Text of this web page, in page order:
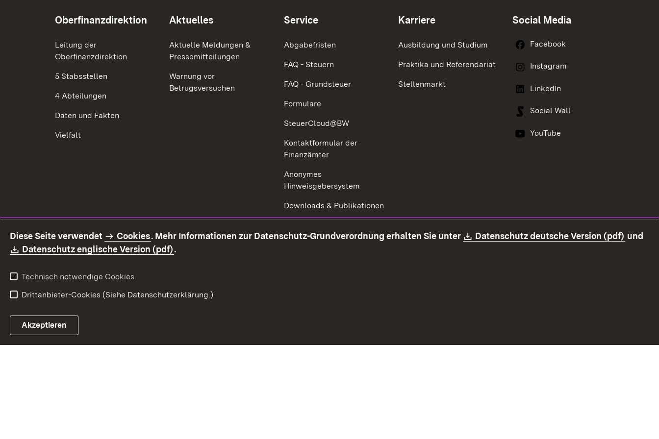
Oberfinanzdirektion
Leitung der
Oberfinanzdirektion
5 Stabsstellen
4 Abteilungen
Daten und Fakten
Vielfalt
Aktuelles
Aktuelle Meldungen &
Pressemitteilungen
Warnung vor
Betrugsversuchen
Service
Abgabefristen
FAQ - Steuern
FAQ - Grundsteuer
Formulare
SteuerCloud@BW
Kontaktformular der
Finanzämter
Anonymes
Hinweisgebersystem
Downloads & Publikationen
Karriere
Ausbildung und Studium
Praktika und Referendariat
Stellenmarkt
Social Media
Facebook
Instagram
LinkedIn
Social Wall
YouTube
Diese Seite verwendet Cookies. Mehr Informationen zur Datenschutz-Grundverordnung erhalten Sie unter Download:
Datenschutz deutsche Version (pdf) (Öffnet
und
Download:
Datenschutz englische Version (pdf).
Technisch notwendige Cookies
Drittanbieter-Cookies (Siehe Datenschutzerklärung.)
Akzeptieren